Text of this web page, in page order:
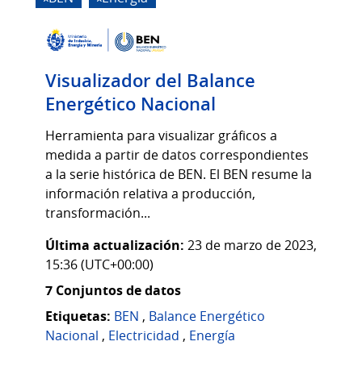
Visualizador del Balance
Energético Nacional
Herramienta para visualizar gráficos a
medida a partir de datos correspondientes
a la serie histórica de BEN. El BEN resume la
información relativa a producción,
transformación...
Última actualización: 23 de marzo de 2023,
15:36 (UTC+00:00)
7 Conjuntos de datos
Etiquetas: BEN , Balance Energético
Nacional , Electricidad , Energía